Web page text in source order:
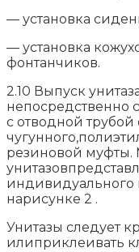
— установка
— установка
фонтанчиков.
2.10 Выпуск
непосредственно
с отводной
резиновой
нарисунке 2 .
Унитазы следует
илиприклеивать